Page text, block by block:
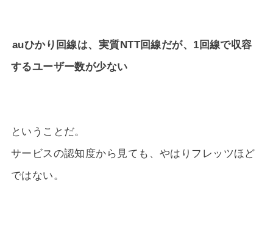
auひかり回線は、実質NTT回線だが、1回線で収容
するユーザー数が少ない
ということだ。
サービスの認知度から見ても、やはりフレッツほど
ではない。